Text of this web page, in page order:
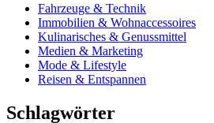
Fahrzeuge & Technik
Immobilien & Wohnaccessoires
Kulinarisches & Genussmittel
Medien & Marketing
Mode & Lifestyle
Reisen & Entspannen
Schlagwörter